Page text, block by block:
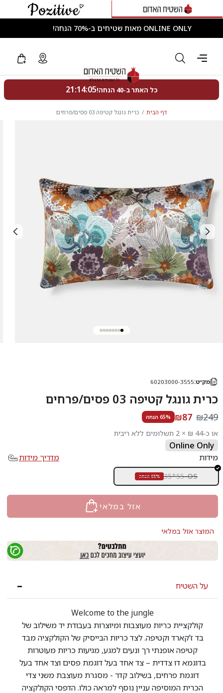
ONLINE ONLY מאות שטיחים ב-70% הנחה!
דף הבית כרית גונגל קטיפה 03 פסים/פרחים
מק״ט:60203000-3555
כרית גונגל קטיפה 03 פסים/פרחים
₪249
₪87 65% הנחה
או כ-44 ₪ × 2 תשלומים ללא ריבית
Online Only
מידות
מדריך מידות
OS
-
35*55 65% הנחה
אזל במלאי
המוצר אזל במלאי
על השטיח
Welcome to the jungle
קולקציית כריות מעוצבות ומיוצרות בעבודת יד משילוב של
בד ז'קארד וקטיפה. לצד כריות הבייסיק של הקולקציה מבד
קטיפה אופנתי רך ונעים למגע, מגיעות כריות מעוטרות
בדוגמא דו צדדית – צד אחד בעל דוגמת פסים וצד אחד בעל
דוגמת פרחים, בשילוב קדר - מסגרת מעוצבת משני צדי
הכרית המוסיפה עניין נוסף למראה כולו. הדפסי הקולקציה